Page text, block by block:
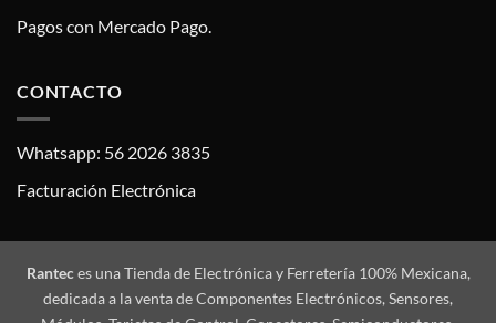
Pagos con Mercado Pago.
CONTACTO
Whatsapp: 56 2026 3835
Facturación Electrónica
Ranteces una Tienda de Electrónica y Ferretería 100% Mexicana,
dedicada a la venta de Componentes Electrónicos, Sensores,